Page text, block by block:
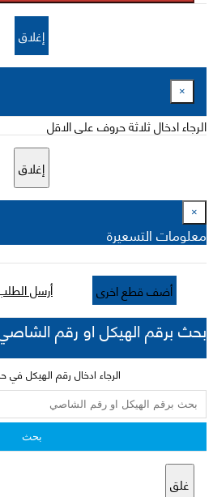
إغلاق
×
الرجاء ادخال ثلاثة حروف على الاقل
إغلاق
×
معلومات التسعيرة
أضف قطع اخرى أرسل
بحث برقم الهيكل او رقم
الرجاء ادخال رقم الهيكل في
بحث
غلق